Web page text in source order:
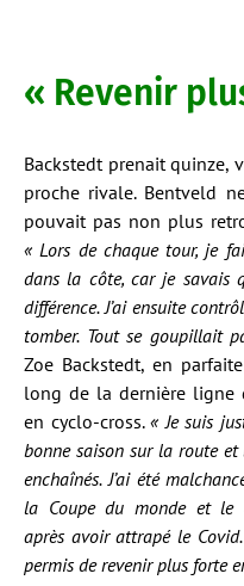
« Revenir
Backstedt prenait quinze,
proche rivale. Bentveld
pouvait pas non plus
« Lors de chaque tour, je
dans la côte, car je savais
différence. J’ai ensuite
tomber. Tout se goupillait
Zoe Backstedt, en
long de la dernière ligne
en cyclo-cross.« Je suis
bonne saison sur la route
enchaînés. J’ai été
la Coupe du monde et le
après avoir attrapé le
permis de revenir plus forte